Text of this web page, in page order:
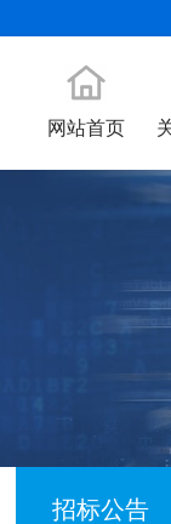
网站首页
招标公告